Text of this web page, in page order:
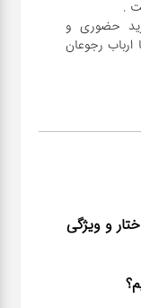
حضوری و
ارباب رجوعان
و ویژگی